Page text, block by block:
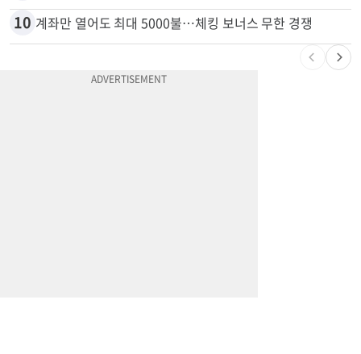
10 계좌만 열어도 최대 5000불…체킹 보너스 무한 경쟁